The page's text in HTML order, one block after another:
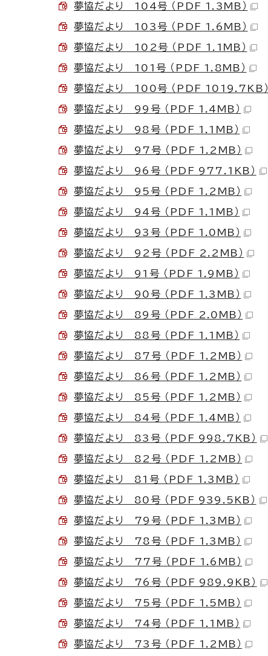
夢協だより 104号 （PDF 1.3MB）
夢協だより 103号 （PDF 1.6MB）
夢協だより 102号 （PDF 1.1MB）
夢協だより 101号 （PDF 1.8MB）
夢協だより 100号 （PDF 1019.7KB）
夢協だより 99号 （PDF 1.4MB）
夢協だより 98号 （PDF 1.1MB）
夢協だより 97号 （PDF 1.2MB）
夢協だより 96号 （PDF 977.1KB）
夢協だより 95号 （PDF 1.2MB）
夢協だより 94号 （PDF 1.1MB）
夢協だより 93号 （PDF 1.0MB）
夢協だより 92号 （PDF 2.2MB）
夢協だより 91号 （PDF 1.9MB）
夢協だより 90号 （PDF 1.3MB）
夢協だより 89号 （PDF 2.0MB）
夢協だより 88号 （PDF 1.1MB）
夢協だより 87号 （PDF 1.2MB）
夢協だより 86号 （PDF 1.2MB）
夢協だより 85号 （PDF 1.2MB）
夢協だより 84号 （PDF 1.4MB）
夢協だより 83号 （PDF 998.7KB）
夢協だより 82号 （PDF 1.2MB）
夢協だより 81号 （PDF 1.3MB）
夢協だより 80号 （PDF 939.5KB）
夢協だより 79号 （PDF 1.3MB）
夢協だより 78号 （PDF 1.3MB）
夢協だより 77号 （PDF 1.6MB）
夢協だより 76号 （PDF 989.9KB）
夢協だより 75号 （PDF 1.5MB）
夢協だより 74号 （PDF 1.1MB）
夢協だより 73号 （PDF 1.2MB）